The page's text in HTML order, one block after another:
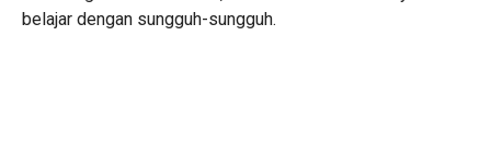
belajar dengan sungguh-sungguh.